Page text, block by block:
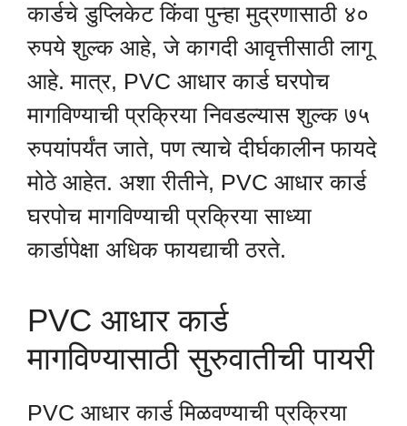
कार्डचे डुप्लिकेट किंवा पुन्हा मुद्रणासाठी ४०
रुपये शुल्क आहे, जे कागदी आवृत्तीसाठी लागू
आहे. मात्र, PVC आधार कार्ड घरपोच
मागविण्याची प्रक्रिया निवडल्यास शुल्क ७५
रुपयांपर्यंत जाते, पण त्याचे दीर्घकालीन फायदे
मोठे आहेत. अशा रीतीने, PVC आधार कार्ड
घरपोच मागविण्याची प्रक्रिया साध्या
कार्डापेक्षा अधिक फायद्याची ठरते.
PVC आधार कार्ड
मागविण्यासाठी सुरुवातीची पायरी
PVC आधार कार्ड मिळवण्याची प्रक्रिया